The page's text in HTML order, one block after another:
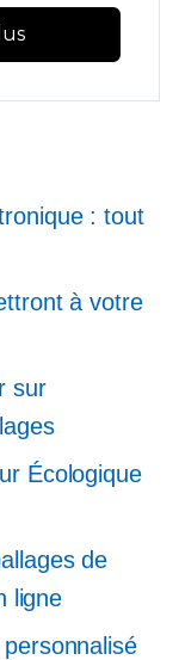
: tout
à votre
sur
Écologique
de
ligne